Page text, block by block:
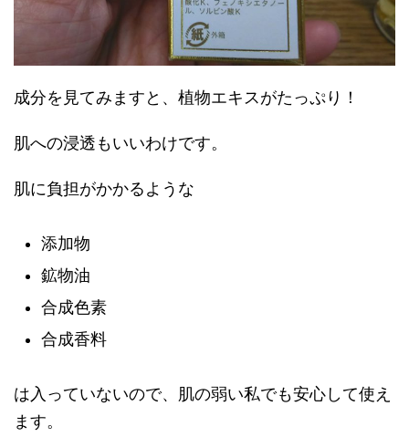
成分を見てみますと、植物エキスがたっぷり！
肌への浸透もいいわけです。
肌に負担がかかるような
添加物
鉱物油
合成色素
合成香料
は入っていないので、肌の弱い私でも安心して使え
ます。